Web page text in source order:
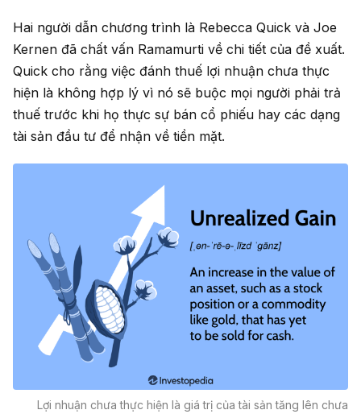
Hai người dẫn chương trình là Rebecca Quick và Joe
Kernen đã chất vấn Ramamurti về chi tiết của đề xuất.
Quick cho rằng việc đánh thuế lợi nhuận chưa thực
hiện là không hợp lý vì nó sẽ buộc mọi người phải trả
thuế trước khi họ thực sự bán cổ phiếu hay các dạng
tài sản đầu tư để nhận về tiền mặt.
Lợi nhuận chưa thực hiện là giá trị của tài sản tăng lên chưa